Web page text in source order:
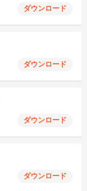
ダウンロード
ダウンロード
ダウンロード
ダウンロード